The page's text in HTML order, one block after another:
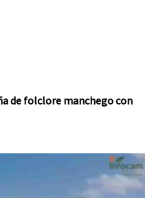
de folclore manchego con